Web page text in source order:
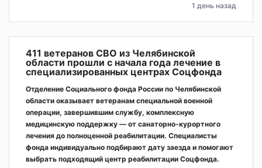
1 день назад
411 ветеранов СВО из Челябинской
области прошли с начала года лечение в
специализированных центрах Соцфонда
Отделение Социального фонда России по Челябинской
области оказывает ветеранам специальной военной
операции, завершившим службу, комплексную
медицинскую поддержку — от санаторно-курортного
лечения до полноценной реабилитации. Специалисты
фонда индивидуально подбирают дату заезда и помогают
выбрать подходящий центр реабилитации Соцфонда.